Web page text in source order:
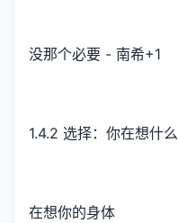
没那个必要 - 南希+1
1.4.2 选择：你在想什么
在想你的身体